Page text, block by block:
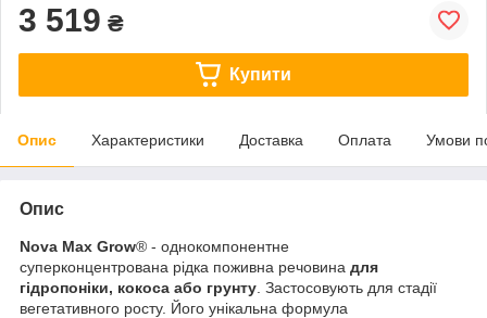
3 519 ₴
Купити
Опис Характеристики Доставка Оплата Умови
Опис
Nova Max Grow® - однокомпонентне
суперконцентрована рідка поживна речовина для
гідропоніки, кокоса або грунту . Застосовують для стадії
вегетативного росту. Його унікальна формула